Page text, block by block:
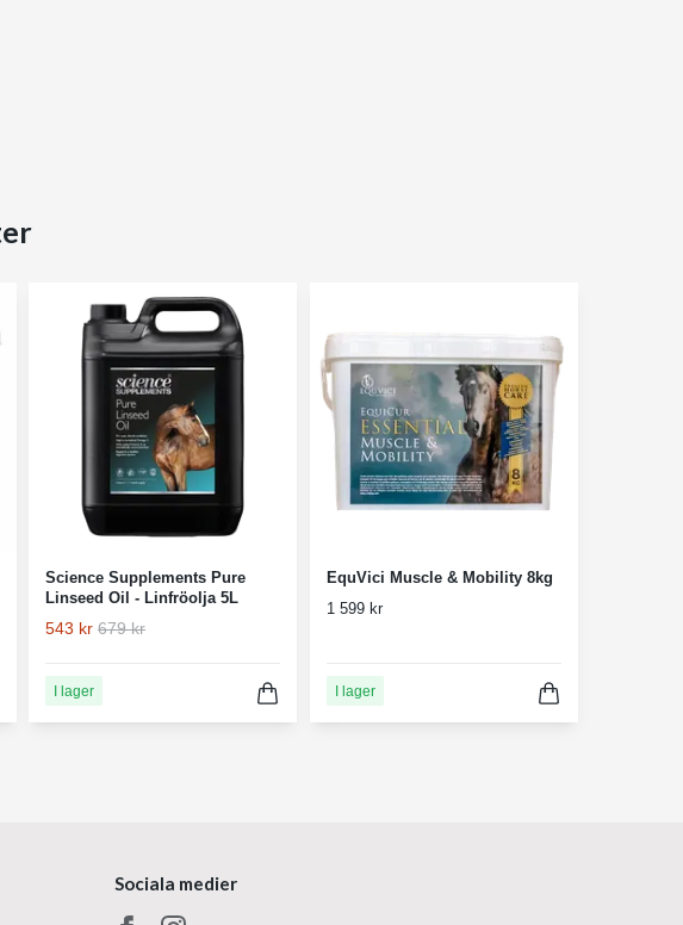
Science Supplements Pure
Linseed Oil - Linfröolja 5L
543 kr 679 kr
I lager
EquVici Muscle & Mobility 8kg
1 599 kr
I lager
Sociala medier